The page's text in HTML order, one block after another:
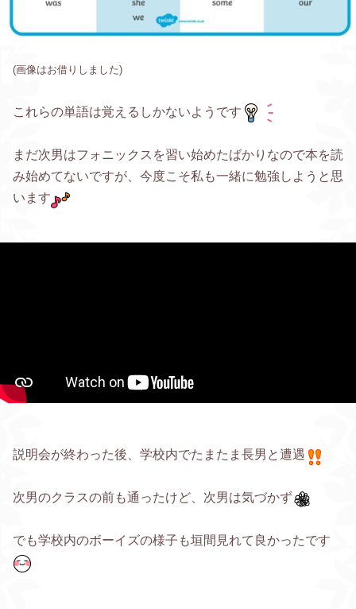
(画像はお借りしました)
これらの単語は覚えるしかないようです
まだ次男はフォニックスを習い始めたばかりなので本を読
み始めてないですが、今度こそ私も一緒に勉強しようと思
います
説明会が終わった後、学校内でたまたま長男と遭遇
次男のクラスの前も通ったけど、次男は気づかず
でも学校内のボーイズの様子も垣間見れて良かったです